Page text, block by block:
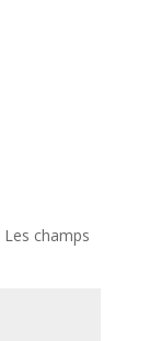
Les champs